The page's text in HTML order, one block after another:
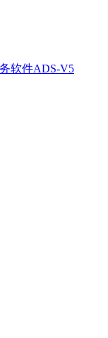
软件ADS-V5